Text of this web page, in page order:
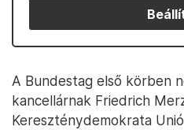
A Bundestag első körben
kancellárnak Friedrich
Kereszténydemokrata